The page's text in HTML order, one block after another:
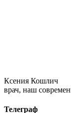
Ксения Кошлич
врач, наш
Телеграф